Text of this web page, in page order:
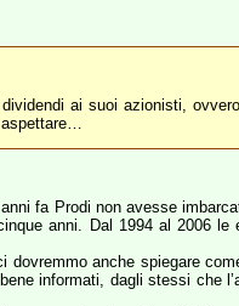
ai suoi azionisti,
aspettare…
fa Prodi non avesse
anni. Dal 1994 al 2006 le
anche spiegare
informati, dagli stessi che